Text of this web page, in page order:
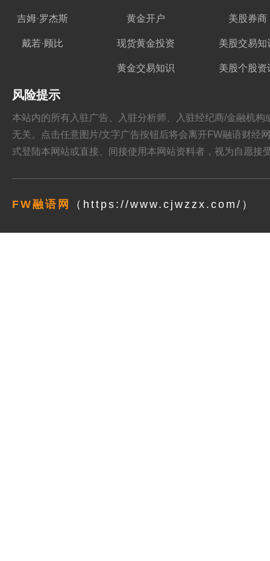
吉姆·罗杰斯
戴若·顾比
黄金开户
现货黄金投资
黄金交易知识
美股券商
美股交易知
美股个股资
风险提示
本站内的所有入驻广告、入驻分析师、入驻经纪商/金融机
无关。点击任意图片/文字广告按钮后将会离开FW融语财经
式登陆本网站或直接、间接使用本网站资料者，视为自愿接
FW融语网 （https://www.cjwzzx.com/）